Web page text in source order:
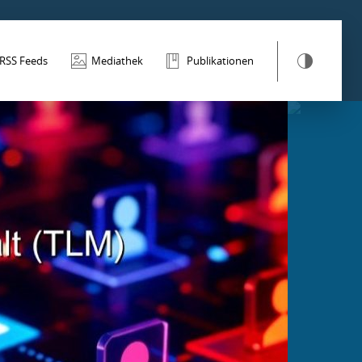
RSS Feeds Mediathek Publikationen